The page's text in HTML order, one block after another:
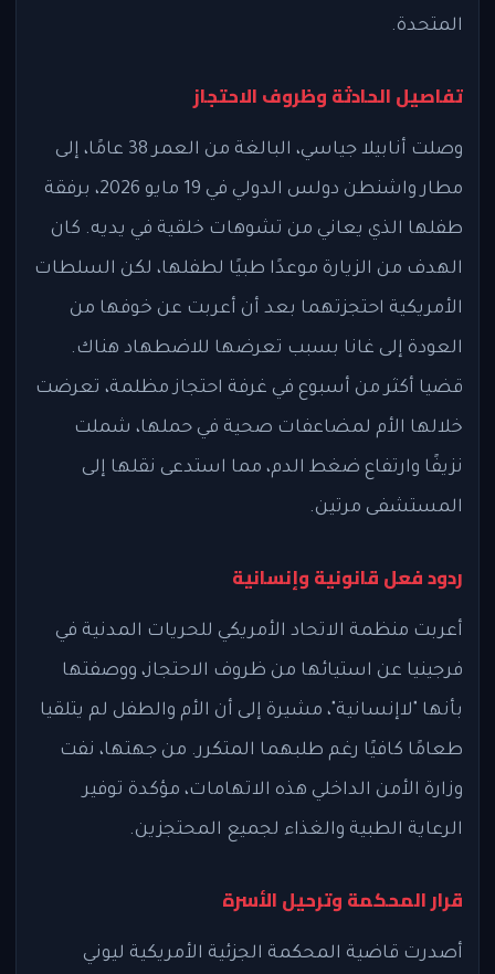
المتحدة.
تفاصيل الحادثة وظروف الاحتجاز
وصلت أنابيلا جياسي، البالغة من العمر 38 عامًا، إلى
مطار واشنطن دولس الدولي في 19 مايو 2026، برفقة
طفلها الذي يعاني من تشوهات خلقية في يديه. كان
الهدف من الزيارة موعدًا طبيًا لطفلها، لكن السلطات
الأمريكية احتجزتهما بعد أن أعربت عن خوفها من
العودة إلى غانا بسبب تعرضها للاضطهاد هناك.
قضيا أكثر من أسبوع في غرفة احتجاز مظلمة، تعرضت
خلالها الأم لمضاعفات صحية في حملها، شملت
نزيفًا وارتفاع ضغط الدم، مما استدعى نقلها إلى
المستشفى مرتين.
ردود فعل قانونية وإنسانية
أعربت منظمة الاتحاد الأمريكي للحريات المدنية في
فرجينيا عن استيائها من ظروف الاحتجاز، ووصفتها
بأنها "لاإنسانية"، مشيرة إلى أن الأم والطفل لم يتلقيا
طعامًا كافيًا رغم طلبهما المتكرر. من جهتها، نفت
وزارة الأمن الداخلي هذه الاتهامات، مؤكدة توفير
الرعاية الطبية والغذاء لجميع المحتجزين.
قرار المحكمة وترحيل الأسرة
أصدرت قاضية المحكمة الجزئية الأمريكية ليوني